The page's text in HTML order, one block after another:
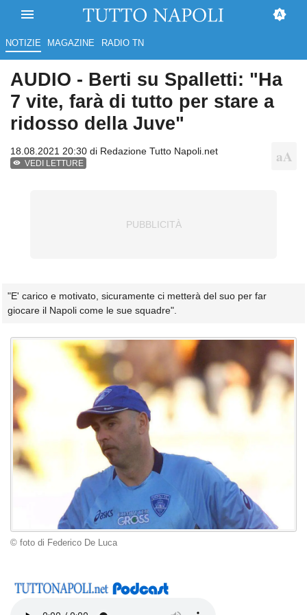
NOTIZIE MAGAZINE RADIO TN
AUDIO - Berti su Spalletti: "Ha
7 vite, farà di tutto per stare a
ridosso della Juve"
18.08.2021 20:30 di Redazione Tutto Napoli.net
VEDI LETTURE
"E' carico e motivato, sicuramente ci metterà del suo per far
giocare il Napoli come le sue squadre".
© foto di Federico De Luca